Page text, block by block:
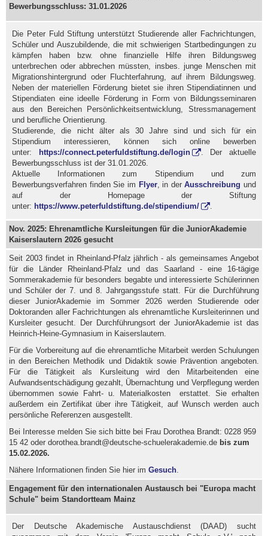
Bewerbungsschluss: 31.01.2026
Die Peter Fuld Stiftung unterstützt Studierende aller Fachrichtungen,
Schüler und Auszubildende, die mit schwierigen Startbedingungen zu
kämpfen haben bzw. ohne finanzielle Hilfe ihren Bildungsweg
unterbrechen oder abbrechen müssten, insbes. junge Menschen mit
Migrationshintergrund oder Fluchterfahrung, auf ihrem Bildungsweg.
Neben der materiellen Förderung bietet sie ihren Stipendiatinnen und
Stipendiaten eine ideelle Förderung in Form von Bildungsseminaren
aus den Bereichen Persönlichkeitsentwicklung, Stressmanagement
und berufliche Orientierung.
Studierende, die nicht älter als 30 Jahre sind und sich für ein
Stipendium interessieren, können sich online bewerben
unter: https://connect.peterfuldstiftung.de/login
. Der aktuelle
Bewerbungsschluss ist der 31.01.2026.
Aktuelle Informationen zum Stipendium und zum
Bewerbungsverfahren finden Sie im Flyer, in derAusschreibung und
auf der Homepage der Stiftung
unter: https://www.peterfuldstiftung.de/stipendium/
Nov. 2025: Ehrenamtliche Kursleitungen für die JuniorAkademie
Kaiserslautern 2026 gesucht
Seit 2003 findet in Rheinland-Pfalz jährlich - als gemeinsames Angebot
für die Länder Rheinland-Pfalz und das Saarland - eine 16-tägige
Sommerakademie für besonders begabte und interessierte Schülerinnen
und Schüler der 7. und 8. Jahrgangsstufe statt. Für die Durchführung
dieser JuniorAkademie im Sommer 2026 werden Studierende oder
Doktoranden aller Fachrichtungen als ehrenamtliche Kursleiterinnen und
Kursleiter gesucht. Der Durchführungsort der JuniorAkademie ist das
Heinrich-Heine-Gymnasium in Kaiserslautern.
Für die Vorbereitung auf die ehrenamtliche Mitarbeit werden Schulungen
in den Bereichen Methodik und Didaktik sowie Prävention angeboten.
Für die Tätigkeit als Kursleitung wird den Mitarbeitenden eine
Aufwandsentschädigung gezahlt, Übernachtung und Verpflegung werden
übernommen sowie Fahrt- u. Materialkosten erstattet. Sie erhalten
außerdem ein Zertifikat über ihre Tätigkeit, auf Wunsch werden auch
persönliche Referenzen ausgestellt.
Bei Interesse melden Sie sich bitte bei Frau Dorothea Brandt: 0228 959
15 42 oder dorothea.brandt@deutsche-schuelerakademie.de bis zum
15.02.2026.
Nähere Informationen finden Sie hier imGesuch
Engagement für den internationalen Austausch bei "Europa macht
Schule" beim Standortteam Mainz
Der Deutsche Akademische Austauschdienst (DAAD) sucht